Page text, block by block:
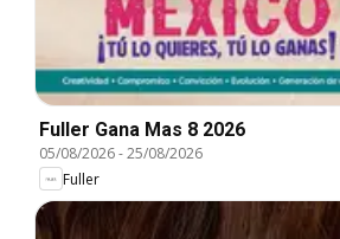
Fuller Gana Mas 8 2026
05/08/2026-25/08/2026
Fuller